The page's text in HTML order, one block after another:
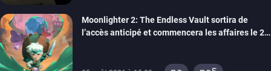
Moonlighter 2: The Endless Vault sortira de
l’accès anticipé et commencera les affaires le 2